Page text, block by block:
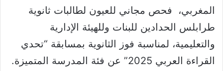
المغربي، فحص مجاني للعيون لطالبات ثانوية
طرابلس الحدادين للبنات وللهيئة الإدارية
والتعليمية، لمناسبة فوز الثانوية بمسابقة “تحدي
القراءة العربي 2025” عن فئة المدرسة المتميزة.